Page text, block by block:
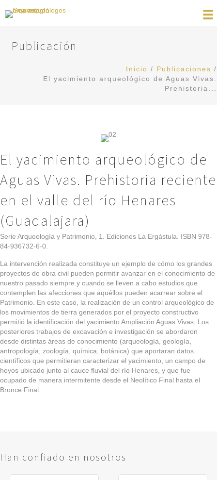
Publicación
Inicio / Publicaciones /
El yacimiento arqueológico de Aguas Vivas.
Prehistoria...
El yacimiento arqueológico de
Aguas Vivas. Prehistoria reciente
en el valle del río Henares
(Guadalajara)
Serie Arqueología y Patrimonio, 1. Ediciones La Ergástula. ISBN 978-
84-936732-6-0.
La intervención realizada constituye un ejemplo de cómo los grandes
proyectos de obra civil pueden permitir avanzar en el conocimiento de
nuestro pasado siempre y cuando se lleven a cabo estudios que
contemplen las afecciones que aquéllos pueden acarrear sobre el
Patrimonio. En este caso, la realización de un control arqueológico de
los movimientos de tierra generados por el proyecto constructivo
permitió la identificación del yacimiento Ampliación Aguas Vivas. Los
posteriores trabajos de excavación e investigación se abordaron
desde distintas áreas de conocimiento (arqueología, geología,
antropología, zoología, química, botánica) que aportaran datos
científicos que permitieran caracterizar el yacimiento, un campo de
hoyos ubicado junto al cauce fluvial del río Henares, y que fue
ocupado de manera intermitente desde el Neolítico Final hasta el
Bronce Final.
Han confiado en nosotros